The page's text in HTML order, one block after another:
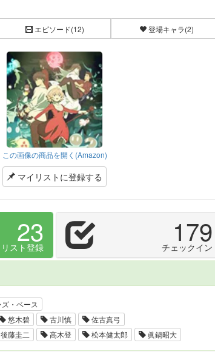
エピソード(12) 登場キャラ(2)
この画像の商品を開く(Amazon)
マイリストに登録する
23
スト登録 179
チェックイン
・ベース
悠木碧 古川慎
佐古真弓
藤圭二 高木登 松本健太郎 眞鍋昭大